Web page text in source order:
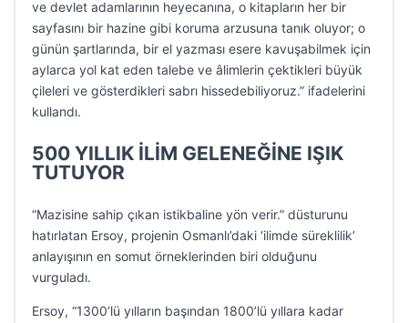
ve devlet adamlarının heyecanına, o kitapların her bir
sayfasını bir hazine gibi koruma arzusuna tanık oluyor; o
günün şartlarında, bir el yazması esere kavuşabilmek için
aylarca yol kat eden talebe ve âlimlerin çektikleri büyük
çileleri ve gösterdikleri sabrı hissedebiliyoruz.” ifadelerini
kullandı.
500 YILLIK İLİM GELENEĞİNE IŞIK
TUTUYOR
“Mazisine sahip çıkan istikbaline yön verir.” düsturunu
hatırlatan Ersoy, projenin Osmanlı’daki ‘ilimde süreklilik’
anlayışının en somut örneklerinden biri olduğunu
vurguladı.
Ersoy, “1300’lü yılların başından 1800’lü yıllara kadar